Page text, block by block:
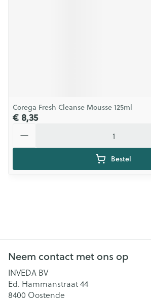
Corega Fresh Cleanse Mousse 125ml
€ 8,35
Bestel
Neem contact met ons op
INVEDA BV
Ed. Hammanstraat 44
8400 Oostende